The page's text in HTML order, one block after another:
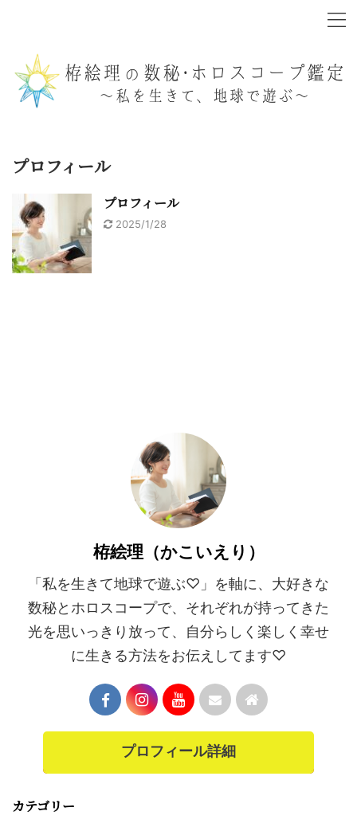
プロフィール
プロフィール
2025/1/28
栫絵理（かこいえり）
「私を生きて地球で遊ぶ♡」を軸に、大好きな
数秘とホロスコープで、それぞれが持ってきた
光を思いっきり放って、自分らしく楽しく幸せ
に生きる方法をお伝えしてます♡
プロフィール詳細
カテゴリー